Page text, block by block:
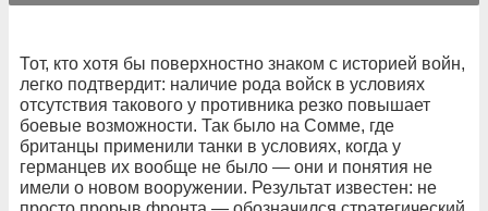
Тот, кто хотя бы поверхностно знаком с историей войн,
легко подтвердит: наличие рода войск в условиях
отсутствия такового у противника резко повышает
боевые возможности. Так было на Сомме, где
британцы применили танки в условиях, когда у
германцев их вообще не было — они и понятия не
имели о новом вооружении. Результат известен: не